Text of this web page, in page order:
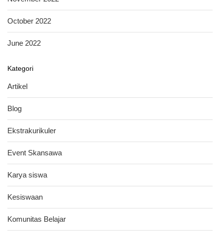
October 2022
June 2022
Kategori
Artikel
Blog
Ekstrakurikuler
Event Skansawa
Karya siswa
Kesiswaan
Komunitas Belajar